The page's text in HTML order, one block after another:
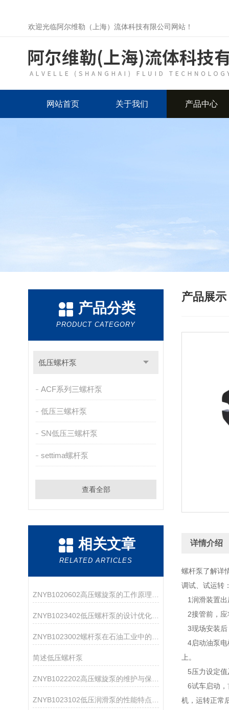
欢迎光临阿尔维勒（上海）流体科技有限公司网站！
网站首页 关于我们 产品中心
产品分类
PRODUCT CATEGORY
低压螺杆泵
ACF系列三螺杆泵
低压三螺杆泵
SN低压三螺杆泵
settima螺杆泵
查看全部
相关文章
RELATED ARTICLES
ZNYB1023402低压螺杆泵的设计优化与改进
简述低压螺杆泵
产品展示
详情介绍
螺杆泵了解详
调试、试运转
1润滑装置出
2接管前，应
3现场安装后
4启动油泵电
上。
5压力设定值
6试车启动，
机，运转正常